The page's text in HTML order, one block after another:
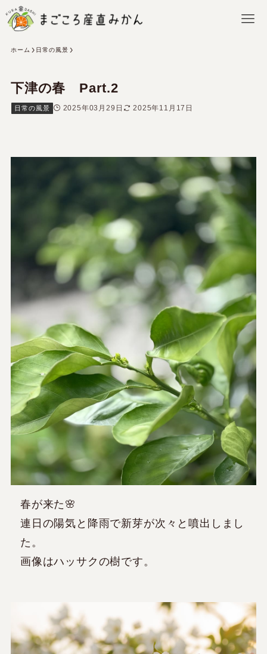
ホーム 日常の風景
下津の春 Part.2
日常の風景 2025年03月29日 2025年11月17日
春が来た🌸
連日の陽気と降雨で新芽が次々と噴出しまし
た。
画像はハッサクの樹です。